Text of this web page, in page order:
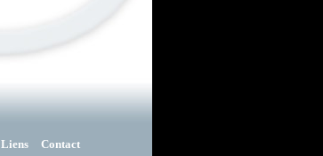
Liens Contact